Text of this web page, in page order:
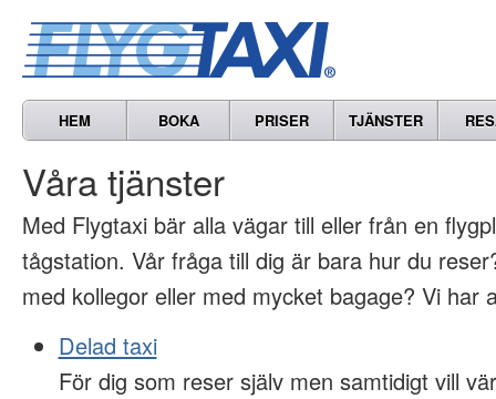
HEM BOKA PRISER TJÄNSTER
Våra tjänster
Med Flygtaxi bär alla vägar till eller från en
tågstation. Vår fråga till dig är bara hur du
med kollegor eller med mycket bagage? Vi har
Delad taxi
För dig som reser själv men samtidigt vill